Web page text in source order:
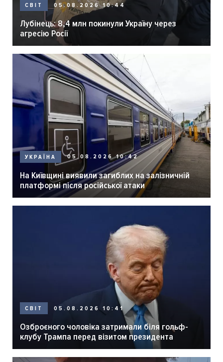
СВІТ 05.08.2026 10:44
Лубінець: 8,4 млн покинули Україну через
агресію Росії
УКРАЇНА 05.08.2026 10:42
На Київщині виявили загиблих на залізничній
платформі після російської атаки
СВІТ 05.08.2026 10:41
Озброєного чоловіка затримали біля гольф-
клубу Трампа перед візитом президента